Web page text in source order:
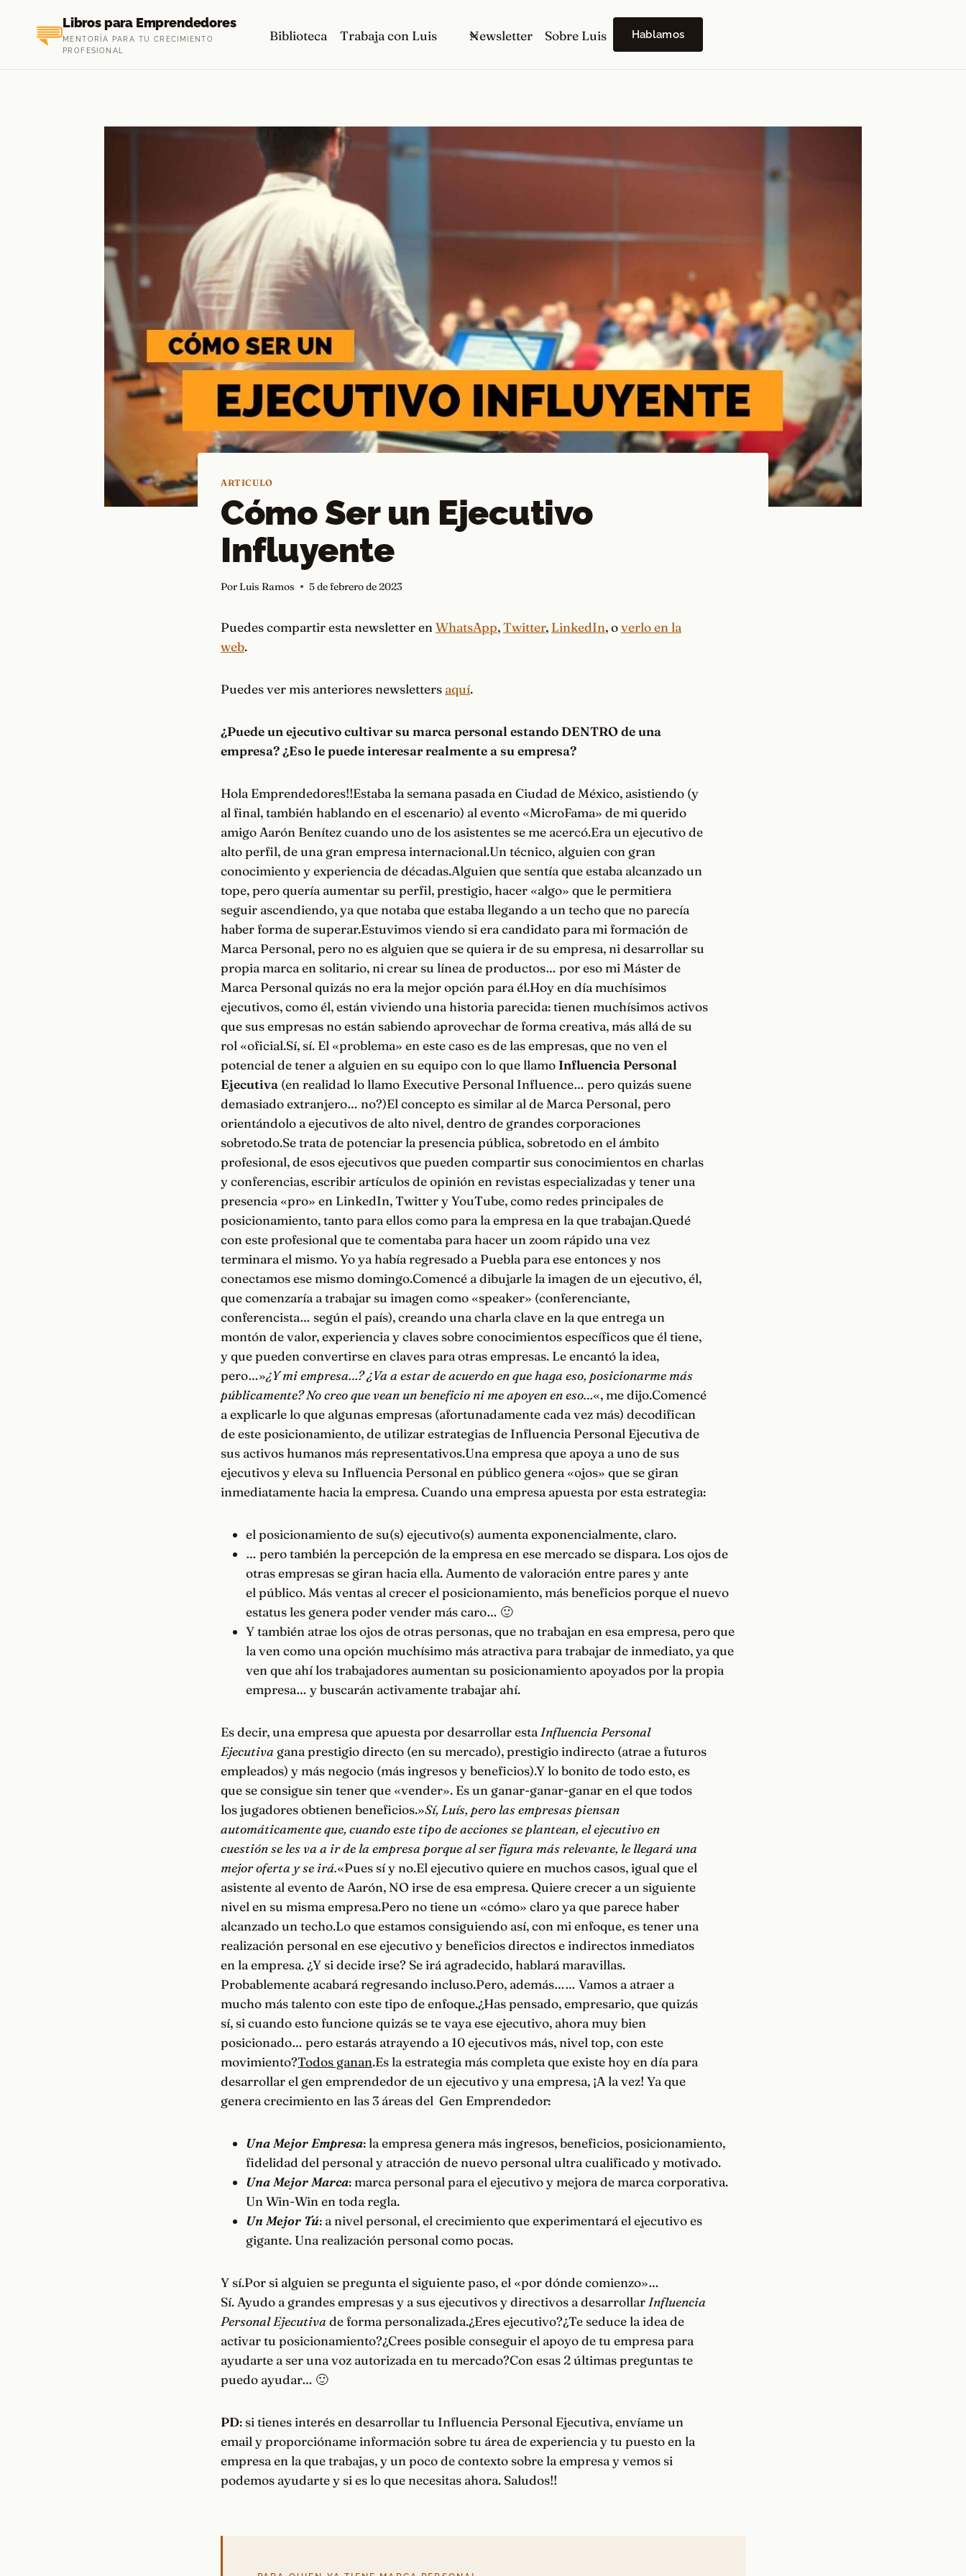
contenido
Libros para Emprendedores
MENTORÍA PARA TU CRECIMIENTO
PROFESIONAL
Biblioteca Trabaja con Luis Newsletter Sobre Luis Hablamos
ARTICULO
Cómo Ser un Ejecutivo
Influyente
Por Luis Ramos 5 de febrero de 2023
Puedes compartir esta newsletter enWhatsApp,Twitter, LinkedIn, overlo en la
web.
Puedes ver mis anteriores newsletters aquí.
¿Puede un ejecutivo cultivar su marca personal estando DENTRO de una
empresa? ¿Eso le puede interesar realmente a su empresa?
Hola Emprendedores!!Estaba la semana pasada en Ciudad de México, asistiendo (y
al final, también hablando en el escenario) al evento «MicroFama» de mi querido
amigo Aarón Benítez cuando uno de los asistentes se me acercó.Era un ejecutivo de
alto perfil, de una gran empresa internacional.Un técnico, alguien con gran
conocimiento y experiencia de décadas.Alguien que sentía que estaba alcanzado un
tope, pero quería aumentar su perfil, prestigio, hacer «algo» que le permitiera
seguir ascendiendo, ya que notaba que estaba llegando a un techo que no parecía
haber forma de superar.Estuvimos viendo si era candidato para mi formación de
Marca Personal, pero no es alguien que se quiera ir de su empresa, ni desarrollar su
propia marca en solitario, ni crear su línea de productos… por eso mi Máster de
Marca Personal quizás no era la mejor opción para él.Hoy en día muchísimos
ejecutivos, como él, están viviendo una historia parecida: tienen muchísimos activos
que sus empresas no están sabiendo aprovechar de forma creativa, más allá de su
rol «oficial.Sí, sí. El «problema» en este caso es de las empresas, que no ven el
potencial de tener a alguien en su equipo con lo que llamo Influencia Personal
Ejecutiva (en realidad lo llamo Executive Personal Influence… pero quizás suene
demasiado extranjero… no?)El concepto es similar al de Marca Personal, pero
orientándolo a ejecutivos de alto nivel, dentro de grandes corporaciones
sobretodo.Se trata de potenciar la presencia pública, sobretodo en el ámbito
profesional, de esos ejecutivos que pueden compartir sus conocimientos en charlas
y conferencias, escribir artículos de opinión en revistas especializadas y tener una
presencia «pro» en LinkedIn, Twitter y YouTube, como redes principales de
posicionamiento, tanto para ellos como para la empresa en la que trabajan.Quedé
con este profesional que te comentaba para hacer un zoom rápido una vez
terminara el mismo. Yo ya había regresado a Puebla para ese entonces y nos
conectamos ese mismo domingo.Comencé a dibujarle la imagen de un ejecutivo, él,
que comenzaría a trabajar su imagen como «speaker» (conferenciante,
conferencista… según el país), creando una charla clave en la que entrega un
montón de valor, experiencia y claves sobre conocimientos específicos que él tiene,
y que pueden convertirse en claves para otras empresas. Le encantó la idea,
pero…»¿Y mi empresa…? ¿Va a estar de acuerdo en que haga eso, posicionarme más
públicamente? No creo que vean un beneficio ni me apoyen en eso…«, me dijo.Comencé
a explicarle lo que algunas empresas (afortunadamente cada vez más) decodifican
de este posicionamiento, de utilizar estrategias de Influencia Personal Ejecutiva de
sus activos humanos más representativos.Una empresa que apoya a uno de sus
ejecutivos y eleva su Influencia Personal en público genera «ojos» que se giran
inmediatamente hacia la empresa. Cuando una empresa apuesta por esta estrategia:
el posicionamiento de su(s) ejecutivo(s) aumenta exponencialmente, claro.
… pero también la percepción de la empresa en ese mercado se dispara. Los ojos de
otras empresas se giran hacia ella. Aumento de valoración entre pares y ante
el público. Más ventas al crecer el posicionamiento, más beneficios porque el nuevo
estatus les genera poder vender más caro… 🙂
Y también atrae los ojos de otras personas, que no trabajan en esa empresa, pero que
la ven como una opción muchísimo más atractiva para trabajar de inmediato, ya que
ven que ahí los trabajadores aumentan su posicionamiento apoyados por la propia
empresa… y buscarán activamente trabajar ahí.
Es decir, una empresa que apuesta por desarrollar estaInfluencia Personal
Ejecutiva gana prestigio directo (en su mercado), prestigio indirecto (atrae a futuros
empleados) y más negocio (más ingresos y beneficios).Y lo bonito de todo esto, es
que se consigue sin tener que «vender». Es un ganar-ganar-ganar en el que todos
los jugadores obtienen beneficios.»Sí, Luís, pero las empresas piensan
automáticamente que, cuando este tipo de acciones se plantean, el ejecutivo en
cuestión se les va a ir de la empresa porque al ser figura más relevante, le llegará una
mejor oferta y se irá.«Pues sí y no.El ejecutivo quiere en muchos casos, igual que el
asistente al evento de Aarón, NO irse de esa empresa. Quiere crecer a un siguiente
nivel en su misma empresa.Pero no tiene un «cómo» claro ya que parece haber
alcanzado un techo.Lo que estamos consiguiendo así, con mi enfoque, es tener una
realización personal en ese ejecutivo y beneficios directos e indirectos inmediatos
en la empresa. ¿Y si decide irse? Se irá agradecido, hablará maravillas.
Probablemente acabará regresando incluso.Pero, además…… Vamos a atraer a
mucho más talento con este tipo de enfoque.¿Has pensado, empresario, que quizás
sí, si cuando esto funcione quizás se te vaya ese ejecutivo, ahora muy bien
posicionado… pero estarás atrayendo a 10 ejecutivos más, nivel top, con este
movimiento?Todos ganan.Es la estrategia más completa que existe hoy en día para
desarrollar el gen emprendedor de un ejecutivo y una empresa, ¡A la vez! Ya que
genera crecimiento en las 3 áreas del Gen Emprendedor:
Una Mejor Empresa: la empresa genera más ingresos, beneficios, posicionamiento,
fidelidad del personal y atracción de nuevo personal ultra cualificado y motivado.
Una Mejor Marca: marca personal para el ejecutivo y mejora de marca corporativa.
Un Win-Win en toda regla.
Un Mejor Tú: a nivel personal, el crecimiento que experimentará el ejecutivo es
gigante. Una realización personal como pocas.
Y sí.Por si alguien se pregunta el siguiente paso, el «por dónde comienzo»…
Sí. Ayudo a grandes empresas y a sus ejecutivos y directivos a desarrollarInfluencia
Personal Ejecutiva de forma personalizada.¿Eres ejecutivo?¿Te seduce la idea de
activar tu posicionamiento?¿Crees posible conseguir el apoyo de tu empresa para
ayudarte a ser una voz autorizada en tu mercado?Con esas 2 últimas preguntas te
puedo ayudar… 🙂
PD: si tienes interés en desarrollar tu Influencia Personal Ejecutiva, envíame un
email y proporcióname información sobre tu área de experiencia y tu puesto en la
empresa en la que trabajas, y un poco de contexto sobre la empresa y vemos si
podemos ayudarte y si es lo que necesitas ahora. Saludos!!